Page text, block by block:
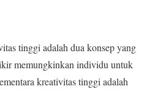
tinggi adalah dua konsep yang
memungkinkan individu untuk
kreativitas tinggi adalah